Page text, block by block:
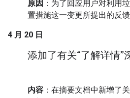
原因 ：为了回应用户对利用
置措施这一变更所提出的反馈
4 月 20 日
添加了有关“了解详情”
内容 ：在摘要文档中新增了